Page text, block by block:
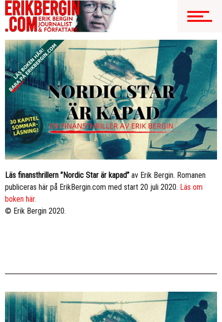
Läs finansthrillern ”Nordic Star är kapad” av Erik Bergin. Romanen
publiceras här på ErikBergin.com med start 20 juli 2020. Läs om
boken här.
© Erik Bergin 2020.